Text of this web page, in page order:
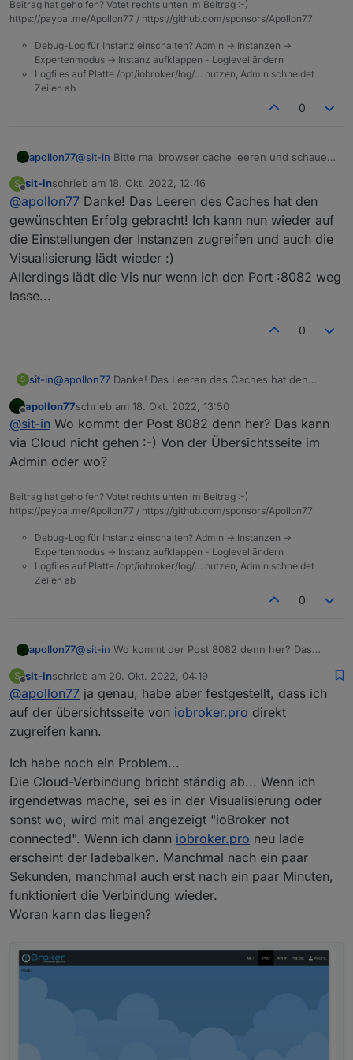
Einstellungen vieler Instanzen nicht mehr zugreifen kann
und auch die Vis läuft unteriobroker.pro:8082nicht
mehr.
Viele Grüße!
Beitrag hat geholfen? Votet rechts unten im Beitrag :-)
https://paypal.me/Apollon77 / https://github.com/sponsors/Apollon77
Debug-Log für Instanz einschalten? Admin -> Instanzen ->
Expertenmodus -> Instanz aufklappen - Loglevel ändern
Logfiles auf Platte /opt/iobroker/log/… nutzen, Admin schneidet
Zeilen ab
0
apollon77@sit-in Bitte mal browser cache leeren und schauen
S
Offline
sit-inschrieb am 18. Okt. 2022, 12:46
zuletzt editiert von
@apollon77 Danke! Das Leeren des Caches hat den
gewünschten Erfolg gebracht! Ich kann nun wieder auf
die Einstellungen der Instanzen zugreifen und auch die
Visualisierung lädt wieder :)
Allerdings lädt die Vis nur wenn ich den Port :8082 weg
lasse...
0
S sit-in@apollon77 Danke! Das Leeren des Caches hat den
die Einstellungen der Instanzen zugreifen und auch die
Visualisierung lädt wieder :)
Allerdings lädt die Vis nur wenn ich den Port :8082 weg
lasse...
Offline
apollon77schrieb am 18. Okt. 2022, 13:50
zuletzt editiert von
@sit-in Wo kommt der Post 8082 denn her? Das kann
via Cloud nicht gehen :-) Von der Übersichtsseite im
Admin oder wo?
Beitrag hat geholfen? Votet rechts unten im Beitrag :-)
https://paypal.me/Apollon77 / https://github.com/sponsors/Apollon77
Debug-Log für Instanz einschalten? Admin -> Instanzen ->
Expertenmodus -> Instanz aufklappen - Loglevel ändern
Logfiles auf Platte /opt/iobroker/log/… nutzen, Admin schneidet
Zeilen ab
0
apollon77@sit-in Wo kommt der Post 8082 denn her? Das
Übersichtsseite im Admin oder wo?
S
Offline
sit-inschrieb am 20. Okt. 2022, 04:19
zuletzt editiert von
@apollon77 ja genau, habe aber festgestellt, dass ich
auf der übersichtsseite von iobroker.pro direkt
zugreifen kann.
Ich habe noch ein Problem...
Die Cloud-Verbindung bricht ständig ab... Wenn ich
irgendetwas mache, sei es in der Visualisierung oder
sonst wo, wird mit mal angezeigt "ioBroker not
connected". Wenn ich dann iobroker.pro neu lade
erscheint der ladebalken. Manchmal nach ein paar
Sekunden, manchmal auch erst nach ein paar Minuten,
funktioniert die Verbindung wieder.
Woran kann das liegen?